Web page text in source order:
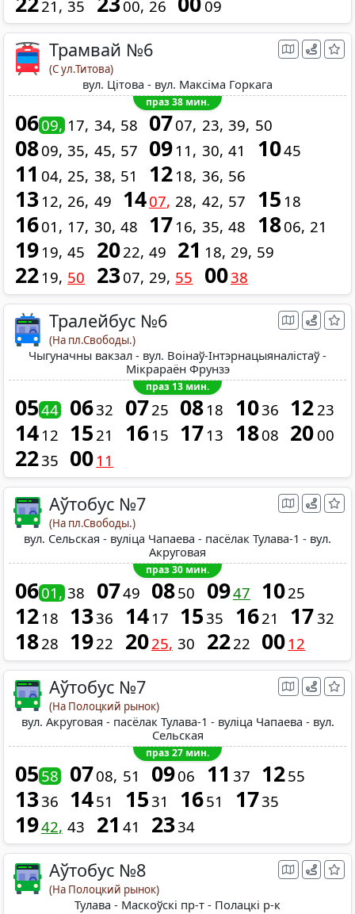
21 35 00 26 09
Трамвай №6
(С ул.Титова)
вул. Цітова - вул. Максіма Горкага
праз 38 мин.
0609 17 34 58 0707 23 39 50
0809 35 45 57 09 11 30 41 1045
11 04 25 38 51 12 18 36 56
13 12 26 49 1407 28 42 57 15 18
1601 17 30 48 17 16 35 48 1806 21
19 19 45 2022 49 21 18 29 59
22 19 50 2307 29 55 0038
Тралейбус №6
(На пл.Свободы.)
Чыгуначны вакзал - вул. Воінаў-Інтэрнацыяналістаў -
Мікрараён Фрунзэ
праз 13 мин.
0544 0632 0725 08 18 1036 1223
14 12 1521 16 15 17 13 1808 20 00
2235 00 11
Аўтобус №7
(На пл.Свободы.)
вул. Сельская - вуліца Чапаева - пасёлак Тулава-1 - вул.
Акруговая
праз 30 мин.
0601 38 0749 0850 0947 1025
12 18 1336 14 17 1535 1621 1732
1828 1922 2025 30 2222 00 12
Аўтобус №7
(На Полоцкий рынок)
вул. Акруговая - пасёлак Тулава-1 - вуліца Чапаева - вул.
Сельская
праз 27 мин.
0558 0708 51 0906 11 37 1255
1336 1451 1531 1651 1735
1942 43 21 41 2334
Аўтобус №8
(На Полоцкий рынок)
Тулава - Маскоўскі пр-т - Полацкі р-к